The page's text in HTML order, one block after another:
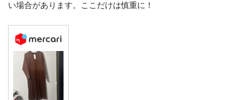
い場合があります。ここだけは慎重に！